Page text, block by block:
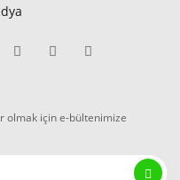
olmak için e-bültenimize